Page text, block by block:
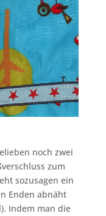
noch zwei
zum
sozusagen ein
Enden abnäht
Indem man die